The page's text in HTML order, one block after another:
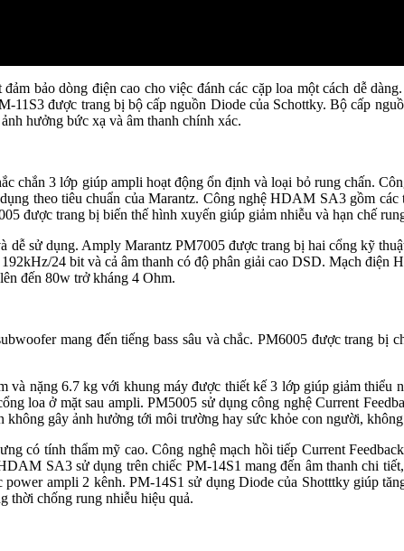
bảo dòng điện cao cho việc đánh các cặp loa một cách dễ
11S3 được trang bị bộ cấp nguồn Diode của Schottky. Bộ cấp
hưởng bức xạ và âm thanh chính xác.
chắn 3 lớp giúp ampli hoạt động ổn định và loại bỏ rung chấn.
theo tiêu chuẩn của Marantz. Công nghệ HDAM SA3 gồm
được trang bị biến thế hình xuyến giúp giảm nhiễu và hạn chế
dễ sử dụng. Amply Marantz PM7005 được trang bị hai cổng kỹ
24 bit và cả âm thanh có độ phân giải cao DSD. Mạch
đến 80w trở kháng 4 Ohm.
mang đến tiếng bass sâu và chắc. PM6005 được trang
nặng 6.7 kg với khung máy được thiết kế 3 lớp giúp giảm thiểu
loa ở mặt sau ampli. PM5005 sử dụng công nghệ Current
gây ảnh hưởng tới môi trường hay sức khỏe con người,
có tính thẩm mỹ cao. Công nghệ mạch hồi tiếp Current
SA3 sử dụng trên chiếc PM-14S1 mang đến âm thanh chi
power ampli 2 kênh. PM-14S1 sử dụng Diode của Shotttky giúp
thời chống rung nhiễu hiệu quả.